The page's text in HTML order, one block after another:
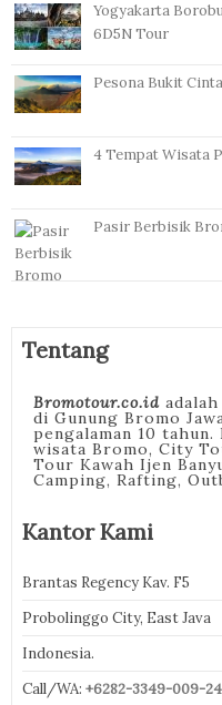
Yogyakarta
6D5N Tour
Pesona Bukit
4 Tempat Wisata
Pasir Berbisik
Tentang
Bromotour.co.id
di Gunung Bromo
pengalaman 10
wisata Bromo, City
Tour Kawah Ijen
Camping, Rafting,
Kantor Kami
Brantas Regency Kav. F5
Probolinggo City, East Java
Indonesia.
Call/WA: +6282-3349-009-24